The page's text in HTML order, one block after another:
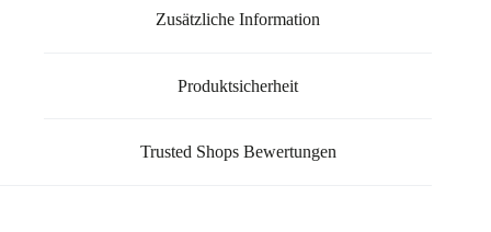
Zusätzliche Information
Produktsicherheit
Trusted Shops Bewertungen